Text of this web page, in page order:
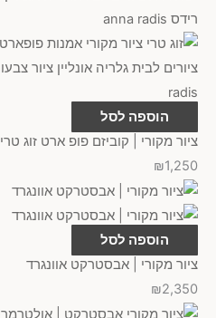
הוספה לסל
ציור מקורי | קוביזם פופ ארט זוג טרי
₪1,250
הוספה לסל
ציור מקורי | אבסטרקט אוונגרד
₪2,350